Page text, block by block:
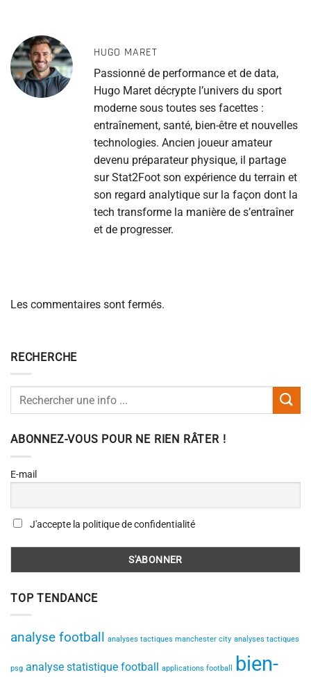
HUGO MARET
Passionné de performance et de data,
Hugo Maret décrypte l’univers du sport
moderne sous toutes ses facettes :
entraînement, santé, bien-être et nouvelles
technologies. Ancien joueur amateur
devenu préparateur physique, il partage
sur Stat2Foot son expérience du terrain et
son regard analytique sur la façon dont la
tech transforme la manière de s’entraîner
et de progresser.
Les commentaires sont fermés.
RECHERCHE
ABONNEZ-VOUS POUR NE RIEN RÂTER !
E-mail
J'accepte la politique de confidentialité
TOP TENDANCE
analyse football analyses tactiques manchester city analyses tactiques
psg analyse statistique football applications football
bien-